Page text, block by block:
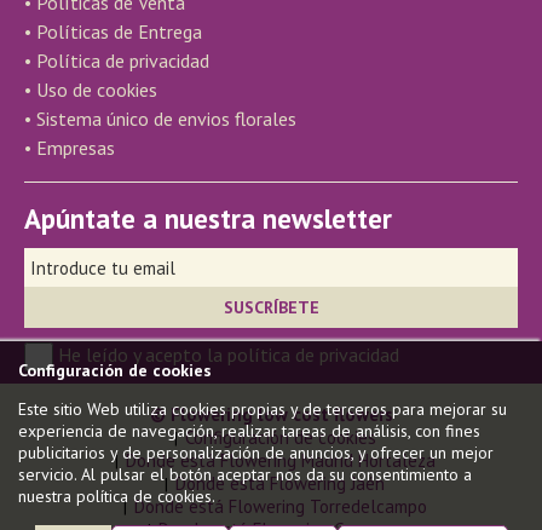
• Políticas de Entrega
• Política de privacidad
• Uso de cookies
• Sistema único de envios florales
• Empresas
Apúntate a nuestra newsletter
He leído y acepto la política de privacidad
© Flowering low cost flowers
Configuración de cookies
Donde está Flowering Madrid Hortaleza
Donde está Flowering Jaén
Donde está Flowering Torredelcampo
Configuración de cookies
Este sitio Web utiliza cookies propias y de terceros para mejorar su
experiencia de navegación, realizar tareas de análisis, con fines
publicitarios y de personalización de anuncios, y ofrecer un mejor
servicio. Al pulsar el botón aceptar nos da su consentimiento a
nuestra política de cookies.